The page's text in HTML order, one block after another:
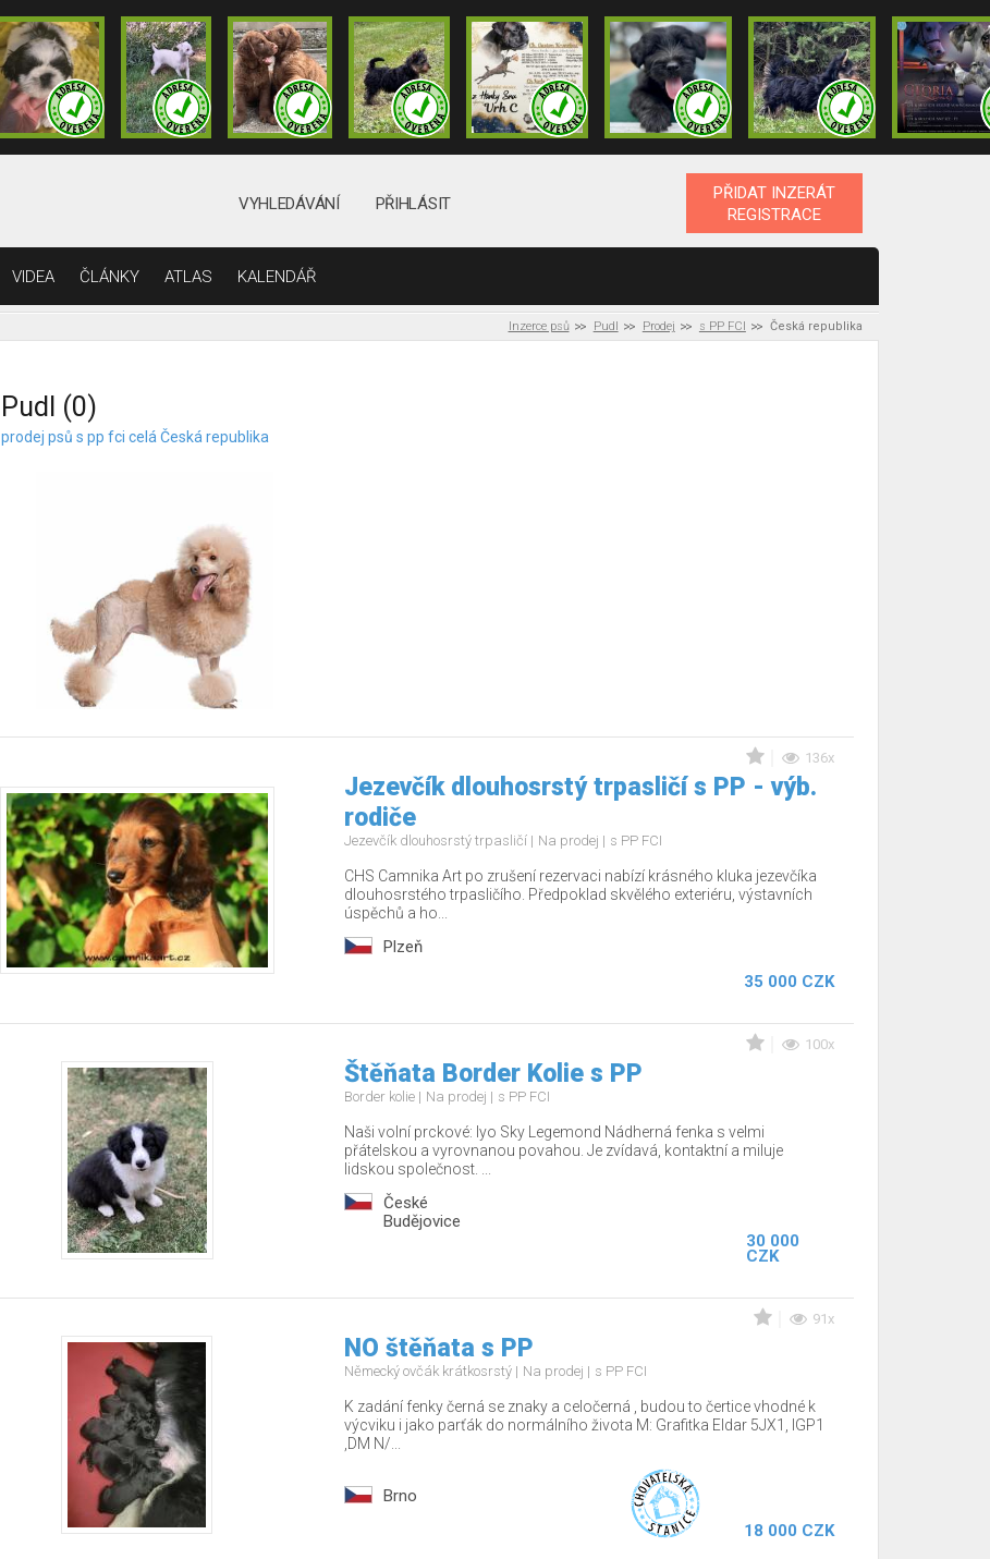
VYHLEDÁVÁNÍ PŘIHLÁSIT
PŘIDAT INZERÁT
REGISTRACE
VIDEA ČLÁNKY ATLAS KALENDÁŘ
Inzerce psů Pudl Prodej s PP FCI Česká republika
Pudl (0)
prodej psů s pp fci celá Česká republika
136x
Jezevčík dlouhosrstý trpasličí s PP - výb.
rodiče
Jezevčík dlouhosrstý trpasličí Na prodej s PP FCI
CHS Camnika Art po zrušení rezervaci nabízí krásného kluka jezevčíka
dlouhosrstého trpasličího. Předpoklad skvělého exteriéru, výstavních
úspěchů a ho...
Plzeň
35 000 CZK
100x
Štěňata Border Kolie s PP
Border kolie Na prodej s PP FCI
Naši volní prckové: Iyo Sky Legemond Nádherná fenka s velmi
přátelskou a vyrovnanou povahou. Je zvídavá, kontaktní a miluje
lidskou společnost. ...
České
Budějovice
30 000
CZK
91x
NO štěňata s PP
Německý ovčák krátkosrstý Na prodej s PP FCI
K zadání fenky černá se znaky a celočerná , budou to čertice vhodné k
výcviku i jako parťák do normálního života M: Grafitka Eldar 5JX1, IGP1
,DM N/...
Brno
18 000 CZK